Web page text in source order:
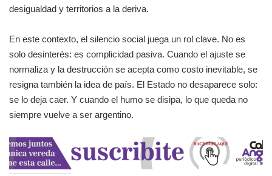
desigualdad y territorios a la deriva.
En este contexto, el silencio social juega un rol clave. No es
solo desinterés: es complicidad pasiva. Cuando el ajuste se
normaliza y la destrucción se acepta como costo inevitable, se
resigna también la idea de país. El Estado no desaparece solo:
se lo deja caer. Y cuando el humo se disipa, lo que queda no
siempre vuelve a ser argentino.